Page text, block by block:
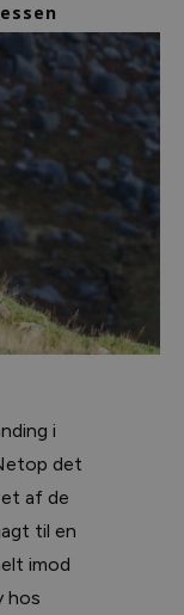
i
det
af de
til en
imod
hos